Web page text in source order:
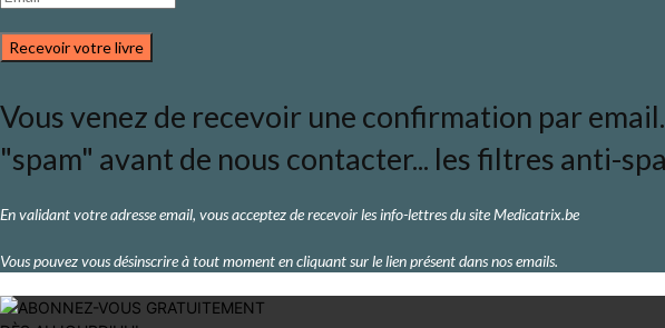
Recevoir votre livre
Vous venez de recevoir une confirmation par
"spam" avant de nous contacter... les filtres anti-
En validant votre adresse email, vous acceptez de recevoir les info-lettres du site Medicatrix.be
Vous pouvez vous désinscrire à tout moment en cliquant sur le lien présent dans nos emails.